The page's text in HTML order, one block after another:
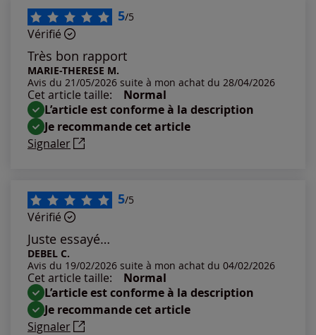
Les plus récents
Les plus anciens
Notes les plus élevées
Notes les plus basses
5/5
Vérifié
Très bon rapport
MARIE-THERESE M.
Avis du 21/05/2026 suite à mon achat du 28/04/2026
Cet article taille:
Normal
L’article est conforme à la description
Je recommande cet article
Signaler
5/5
Vérifié
Juste essayé…
DEBEL C.
Avis du 19/02/2026 suite à mon achat du 04/02/2026
Cet article taille:
Normal
L’article est conforme à la description
Je recommande cet article
Signaler